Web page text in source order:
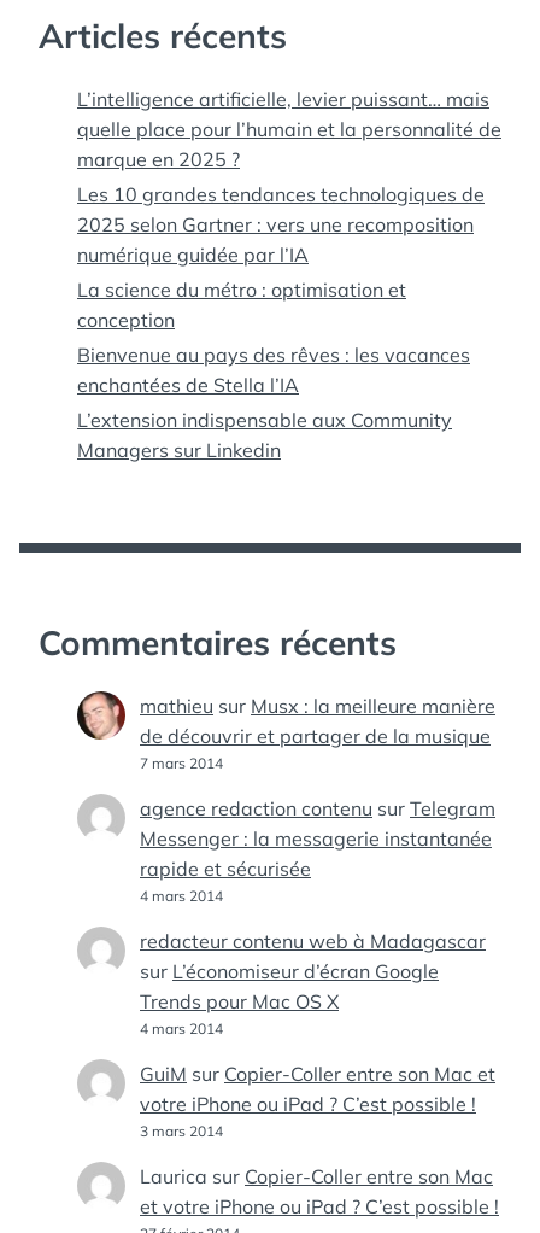
Articles récents
L’intelligence artificielle, levier puissant… mais
quelle place pour l’humain et la personnalité de
marque en 2025 ?
Les 10 grandes tendances technologiques de
2025 selon Gartner : vers une recomposition
numérique guidée par l’IA
La science du métro : optimisation et
conception
Bienvenue au pays des rêves : les vacances
enchantées de Stella l’IA
L’extension indispensable aux Community
Managers sur Linkedin
Commentaires récents
mathieu sur Musx : la meilleure manière
de découvrir et partager de la musique
7 mars 2014
agence redaction contenu sur Telegram
Messenger : la messagerie instantanée
rapide et sécurisée
4 mars 2014
redacteur contenu web à Madagascar
sur L’économiseur d’écran Google
Trends pour Mac OS X
4 mars 2014
GuiM sur Copier-Coller entre son Mac et
votre iPhone ou iPad ? C’est possible !
3 mars 2014
Laurica sur Copier-Coller entre son Mac
et votre iPhone ou iPad ? C’est possible !